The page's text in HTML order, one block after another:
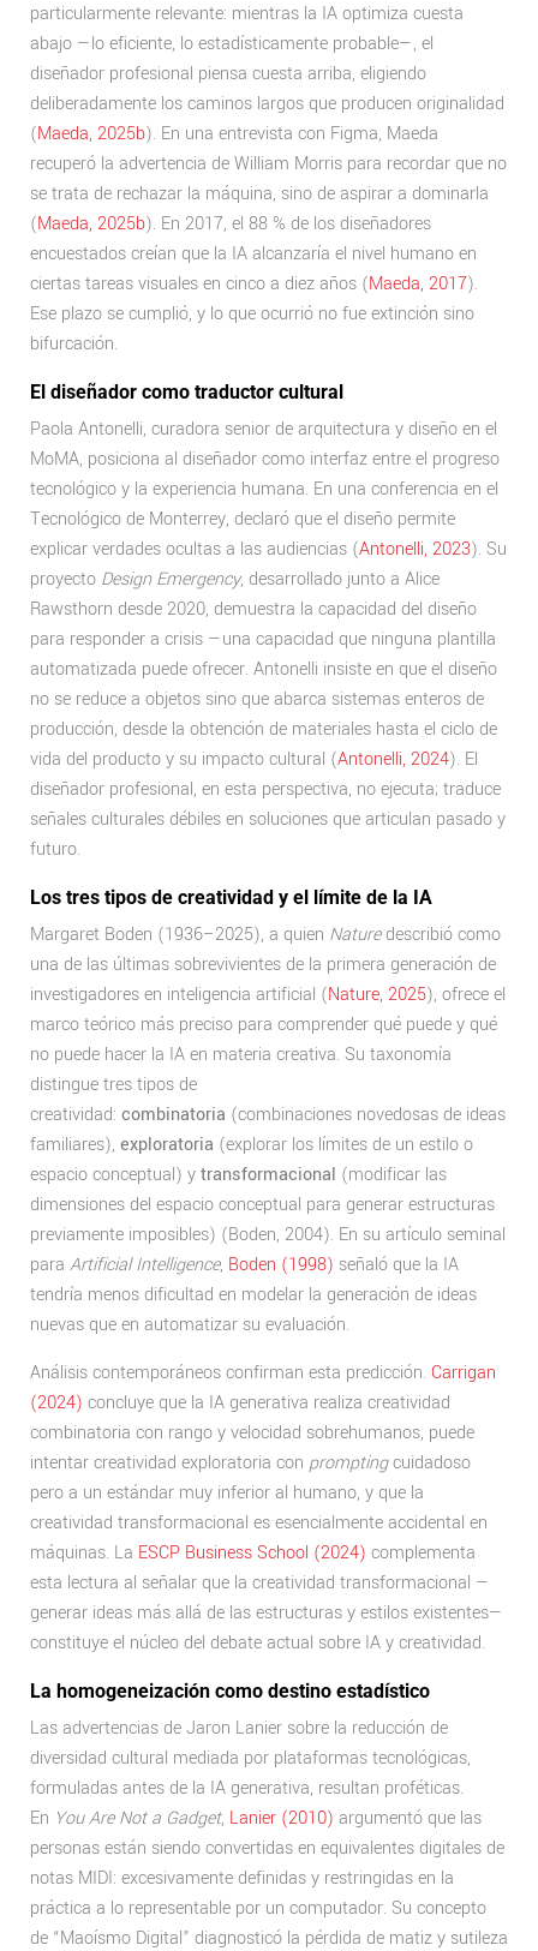
particularmente relevante: mientras la IA optimiza cuesta
abajo —lo eficiente, lo estadísticamente probable—, el
diseñador profesional piensa cuesta arriba, eligiendo
deliberadamente los caminos largos que producen originalidad
(Maeda, 2025b). En una entrevista con Figma, Maeda
recuperó la advertencia de William Morris para recordar que no
se trata de rechazar la máquina, sino de aspirar a dominarla
(Maeda, 2025b). En 2017, el 88 % de los diseñadores
encuestados creían que la IA alcanzaría el nivel humano en
ciertas tareas visuales en cinco a diez años (Maeda, 2017).
Ese plazo se cumplió, y lo que ocurrió no fue extinción sino
bifurcación.
El diseñador como traductor cultural
Paola Antonelli, curadora senior de arquitectura y diseño en el
MoMA, posiciona al diseñador como interfaz entre el progreso
tecnológico y la experiencia humana. En una conferencia en el
Tecnológico de Monterrey, declaró que el diseño permite
explicar verdades ocultas a las audiencias (Antonelli, 2023). Su
proyecto Design Emergency, desarrollado junto a Alice
Rawsthorn desde 2020, demuestra la capacidad del diseño
para responder a crisis —una capacidad que ninguna plantilla
automatizada puede ofrecer. Antonelli insiste en que el diseño
no se reduce a objetos sino que abarca sistemas enteros de
producción, desde la obtención de materiales hasta el ciclo de
vida del producto y su impacto cultural (Antonelli, 2024). El
diseñador profesional, en esta perspectiva, no ejecuta; traduce
señales culturales débiles en soluciones que articulan pasado y
futuro.
Los tres tipos de creatividad y el límite de la IA
Margaret Boden (1936–2025), a quien Naturedescribió como
una de las últimas sobrevivientes de la primera generación de
investigadores en inteligencia artificial (Nature, 2025), ofrece el
marco teórico más preciso para comprender qué puede y qué
no puede hacer la IA en materia creativa. Su taxonomía
distingue tres tipos de
creatividad: combinatoria (combinaciones novedosas de ideas
familiares), exploratoria (explorar los límites de un estilo o
espacio conceptual) ytransformacional (modificar las
dimensiones del espacio conceptual para generar estructuras
previamente imposibles) (Boden, 2004). En su artículo seminal
para Artificial Intelligence, Boden (1998) señaló que la IA
tendría menos dificultad en modelar la generación de ideas
nuevas que en automatizar su evaluación.
Análisis contemporáneos confirman esta predicción. Carrigan
(2024) concluye que la IA generativa realiza creatividad
combinatoria con rango y velocidad sobrehumanos, puede
intentar creatividad exploratoria con promptingcuidadoso
pero a un estándar muy inferior al humano, y que la
creatividad transformacional es esencialmente accidental en
máquinas. La ESCP Business School (2024) complementa
esta lectura al señalar que la creatividad transformacional —
generar ideas más allá de las estructuras y estilos existentes—
constituye el núcleo del debate actual sobre IA y creatividad.
La homogeneización como destino estadístico
Las advertencias de Jaron Lanier sobre la reducción de
diversidad cultural mediada por plataformas tecnológicas,
formuladas antes de la IA generativa, resultan proféticas.
En You Are Not a Gadget, Lanier (2010) argumentó que las
personas están siendo convertidas en equivalentes digitales de
notas MIDI: excesivamente definidas y restringidas en la
práctica a lo representable por un computador. Su concepto
de “Maoísmo Digital” diagnosticó la pérdida de matiz y sutileza